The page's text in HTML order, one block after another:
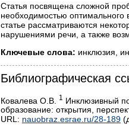
Статья посвящена сложной
необходимостью оптимального
статье рассматриваются
нарушениями речи, а также
Ключевые слова: инклюзия,
Библиографическая
Ковалева О.В. 1
Инклюзивный
образование: открытия,
URL: nauobraz.esrae.ru/28-189